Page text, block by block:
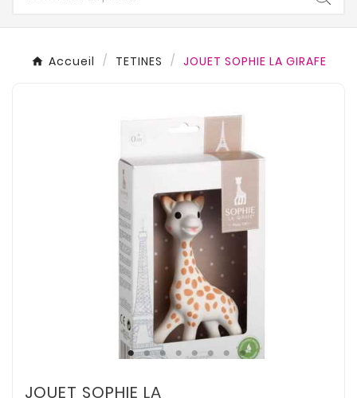
Accueil TETINES JOUET SOPHIE LA GIRAFE
JOUET SOPHIE LA